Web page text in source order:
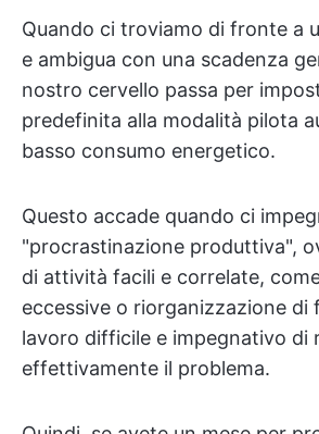
Quando ci troviamo di fronte a
e ambigua con una scadenza
nostro cervello passa per
predefinita alla modalità pilota
basso consumo energetico.
Questo accade quando ci
"procrastinazione produttiva",
di attività facili e correlate,
eccessive o riorganizzazione di
lavoro difficile e impegnativo di
effettivamente il problema.